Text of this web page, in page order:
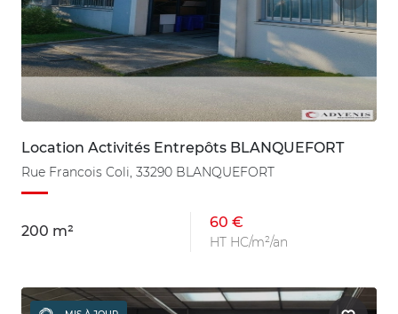
Location Activités Entrepôts BLANQUEFORT
Rue Francois Coli, 33290 BLANQUEFORT
200 m²
60 €
HT HC/m²/an